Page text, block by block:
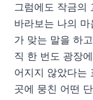
그럼에도 작금의
바라보는 나의
가 맞는 말을 하
직 한 번도 광장
어지지 않았다는
곳에 뭉친 어떤